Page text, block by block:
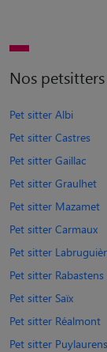
Nos
Pet sitter Albi
Pet sitter Castres
Pet sitter Gaillac
Pet sitter Graulhet
Pet sitter Mazamet
Pet sitter Carmaux
Pet sitter
Pet sitter Rabastens
Pet sitter Saïx
Pet sitter Réalmont
Pet sitter Puylaurens